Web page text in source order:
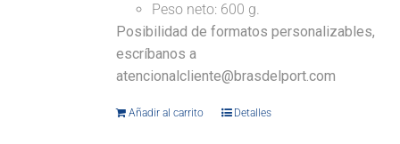
Peso neto: 600 g.
Posibilidad de formatos personalizables,
escríbanos a
atencionalcliente@brasdelport.com
Añadir al carrito Detalles